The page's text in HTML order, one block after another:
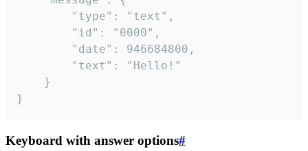
}
Keyboard with answer options#